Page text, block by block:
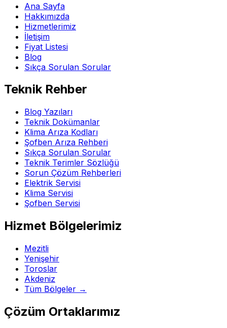
Ana Sayfa
Hakkımızda
Hizmetlerimiz
İletişim
Fiyat Listesi
Blog
Sıkça Sorulan Sorular
Teknik Rehber
Blog Yazıları
Teknik Dokümanlar
Klima Arıza Kodları
Şofben Arıza Rehberi
Sıkça Sorulan Sorular
Teknik Terimler Sözlüğü
Sorun Çözüm Rehberleri
Elektrik Servisi
Klima Servisi
Şofben Servisi
Hizmet Bölgelerimiz
Mezitli
Yenişehir
Toroslar
Akdeniz
Tüm Bölgeler →
Çözüm Ortaklarımız